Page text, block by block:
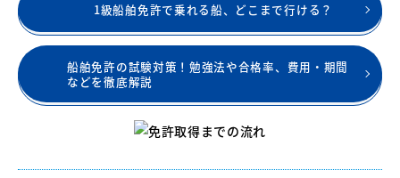
1級船舶免許で乗れる船、どこまで行ける？
船舶免許の試験対策！勉強法や合格率、費用・期間
などを徹底解説